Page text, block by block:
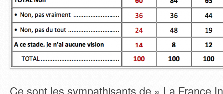
Ce sont les sympathisants de » La France